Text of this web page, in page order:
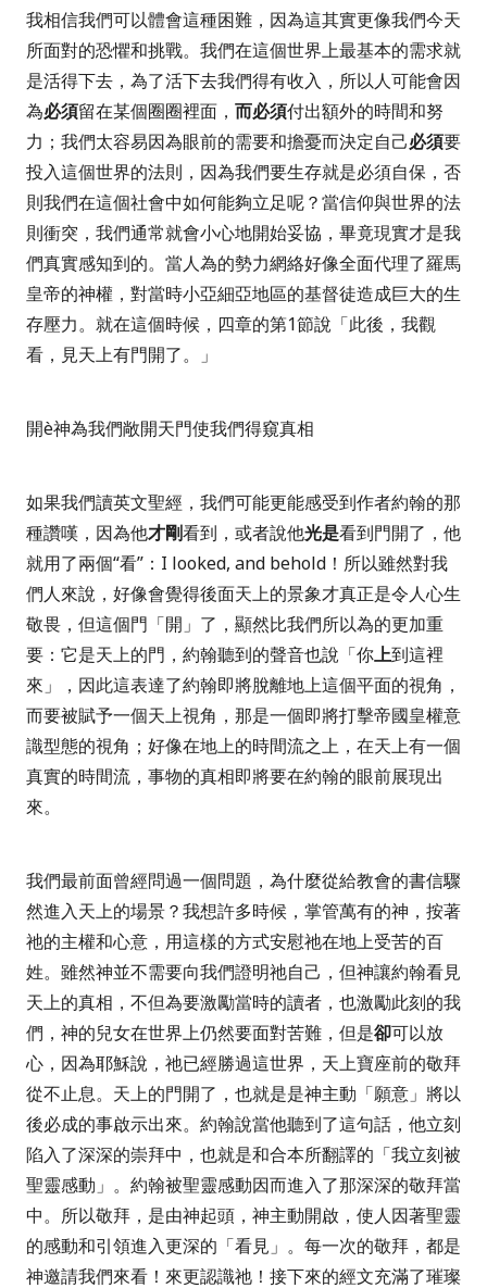
我相信我們可以體會這種困難，因為這其實更像我們今天
所面對的恐懼和挑戰。我們在這個世界上最基本的需求就
是活得下去，為了活下去我們得有收入，所以人可能會因
為必須留在某個圈圈裡面， 而必須付出額外的時間和努
力；我們太容易因為眼前的需要和擔憂而決定自己必須要
投入這個世界的法則，因為我們要生存就是必須自保，否
則我們在這個社會中如何能夠立足呢？當信仰與世界的法
則衝突，我們通常就會小心地開始妥協，畢竟現實才是我
們真實感知到的。當人為的勢力網絡好像全面代理了羅馬
皇帝的神權，對當時小亞細亞地區的基督徒造成巨大的生
存壓力。就在這個時候，四章的第1節說「此後，我觀
看，見天上有門開了。」
開è神為我們敞開天門使我們得窺真相
如果我們讀英文聖經，我們可能更能感受到作者約翰的那
種讚嘆，因為他才剛看到，或者說他光是看到門開了，他
就用了兩個“看” ： I looked, and behold ！所以雖然對我
們人來說，好像會覺得後面天上的景象才真正是令人心生
敬畏，但這個門「開」了，顯然比我們所以為的更加重
要：它是天上的門，約翰聽到的聲音也說「你上到這裡
來 」 ，因此這表達了約翰即將脫離地上這個平面的視角，
而要被賦予一個天上視角，那是一個即將打擊帝國皇權意
識型態的視角； 好像在地上的時間流之上，在天上有一個
真實的時間流，事物的真相即將要在約翰的眼前展現出
來。
我們最前面曾經問過一個問題，為什麼從給教會的書信驟
然進入天上的場景？我想許多時候，掌管萬有的神，按著
祂的主權和心意，用這樣的方式安慰祂在地上受苦的百
姓。雖然神並不需要向我們證明祂自己，但神讓約翰看見
天上的真相，不但為要激勵當時的讀者，也激勵此刻的我
們，神的兒女在世界上仍然要面對苦難，但是卻可以放
心，因為耶穌說，祂已經勝過這世界，天上寶座前的敬拜
從不止息。天上的門開了，也就是是神主動「願意」將以
後必成的事啟示出來。約翰說當他聽到了這句話，他立刻
陷入了深深的崇拜中，也就是和合本所翻譯的「我立刻被
聖靈感動」 。約翰被聖靈感動因而進入了那深深的敬拜當
中。 所以敬拜，是由神起頭，神主動開啟，使人因著聖靈
的感動和引領進入更深的「看見」。每一次的敬拜，都是
神邀請我們來看！來更認識祂！ 接下來的經文充滿了璀璨